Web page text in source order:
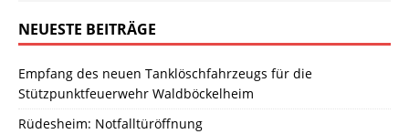
NEUESTE BEITRÄGE
Empfang des neuen Tanklöschfahrzeugs für die
Stützpunktfeuerwehr Waldböckelheim
Rüdesheim: Notfalltüröffnung